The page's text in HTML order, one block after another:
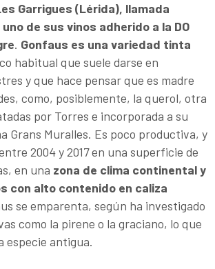
Garrigues (Lérida), llamada
de sus vinos adherido a la DO
. Gonfaus es una variedad tinta
habitual que suele darse en
y que hace pensar que es madre
como, posiblemente, la querol, otra
por Torres e incorporada a su
Grans Muralles. Es poco productiva, y
2004 y 2017 en una superficie de
en una zona de clima continental y
con alto contenido en caliza
se emparenta, según ha investigado
como la pirene o la graciano, lo que
especie antigua.